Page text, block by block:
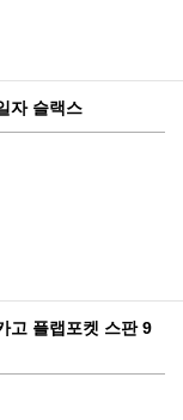
자 슬랙스
고 플랩포켓 스판 9